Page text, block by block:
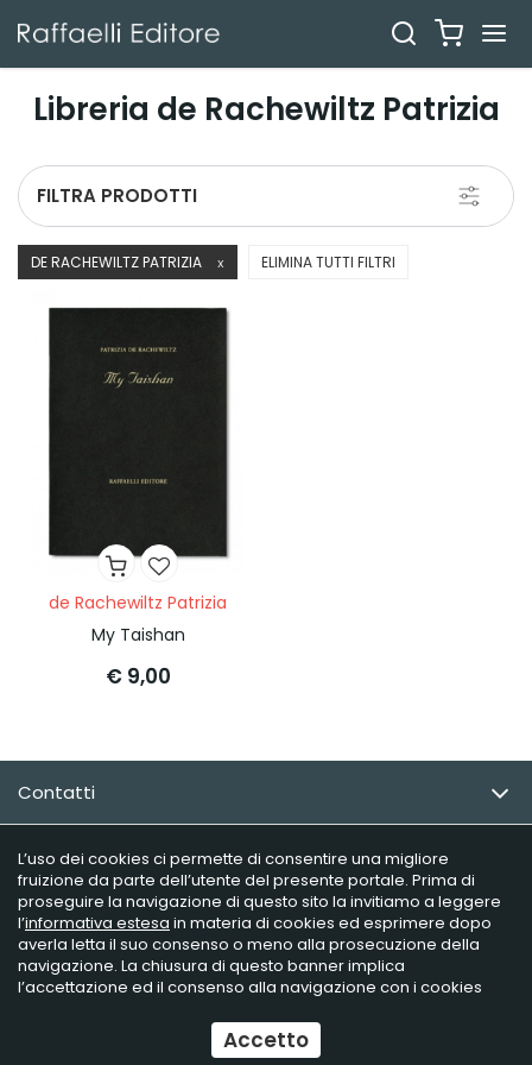
Libreria de Rachewiltz Patrizia
Toggle
FILTRA PRODOTTI
DE RACHEWILTZ PATRIZIA X ELIMINA TUTTI FILTRI
de Rachewiltz Patrizia
My Taishan
€ 9,00
Contatti
Email Newsletter
Info utili
Raffaelli Editore - P.iva 02181230406
Ecommerce by Daisuke
L’uso dei cookies ci permette di consentire una migliore
fruizione da parte dell’utente del presente portale. Prima di
proseguire la navigazione di questo sito la invitiamo a leggere
l’informativa estesa in materia di cookies ed esprimere dopo
averla letta il suo consenso o meno alla prosecuzione della
navigazione. La chiusura di questo banner implica
l’accettazione ed il consenso alla navigazione con i cookies
Accetto